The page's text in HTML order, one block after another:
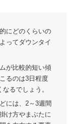
にどのくらいの
ってダウンタイ
が比較的短い傾
るのは3日程度
るでしょう。
には、2～3週間
け方やまぶたに